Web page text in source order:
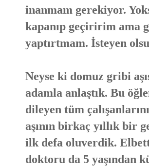
inanmam gerekiyor.
kapanıp geçiririm ama
yaptırtmam. İsteyen
Neyse ki domuz gribi
adamla anlaştık. Bu
dileyen tüm
aşının birkaç yıllık bir
ilk defa oluverdik.
doktoru da 5 yaşından